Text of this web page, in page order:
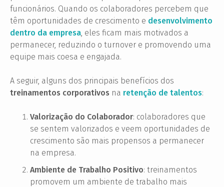
funcionários. Quando os colaboradores percebem que
têm oportunidades de crescimento e desenvolvimento
dentro da empresa, eles ficam mais motivados a
permanecer, reduzindo o turnover e promovendo uma
equipe mais coesa e engajada.
A seguir, alguns dos principais benefícios dos
treinamentos corporativos na retenção de talentos:
Valorização do Colaborador: colaboradores que
se sentem valorizados e veem oportunidades de
crescimento são mais propensos a permanecer
na empresa.
Ambiente de Trabalho Positivo: treinamentos
promovem um ambiente de trabalho mais